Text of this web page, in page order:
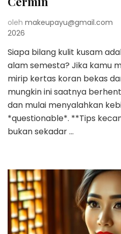
oleh makeupayu@gmail.com
2026
Siapa bilang kulit kusam
alam semesta? Jika kamu
mirip kertas koran bekas
mungkin ini saatnya
dan mulai menyalahkan
*questionable*. **Tips
bukan sekadar …